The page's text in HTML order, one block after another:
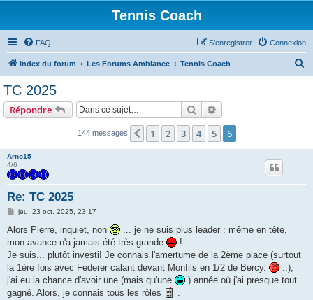
Tennis Coach
FAQ Connexion
S’enregistrer
Index du forum Les Forums Ambiance Tennis Coach
TC 2025
Répondre Rechercher
144 messages Précédente
1 2 3 4 5 6
Arno15
4/6
Re: TC 2025
M
s
a
g
jeu. 23 oct. 2025, 23:17
Alors Pierre, inquiet, non
... je ne suis plus leader : même en tête,
mon avance n'a jamais été très grande
!
Je suis... plutôt investi! Je connais l'amertume de la 2ème place (surtout
la 1ère fois avec Federer calant devant Monfils en 1/2 de Bercy.
..),
j'ai eu la chance d'avoir une (mais qu'une
) année où j'ai presque tout
gagné. Alors, je connais tous les rôles
.